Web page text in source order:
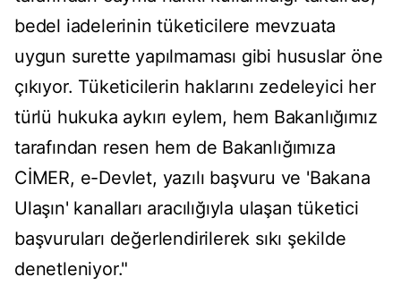
bedel iadelerinin tüketicilere mevzuata
uygun surette yapılmaması gibi hususlar öne
çıkıyor. Tüketicilerin haklarını zedeleyici her
türlü hukuka aykırı eylem, hem Bakanlığımız
tarafından resen hem de Bakanlığımıza
CİMER, e-Devlet, yazılı başvuru ve 'Bakana
Ulaşın' kanalları aracılığıyla ulaşan tüketici
başvuruları değerlendirilerek sıkı şekilde
denetleniyor."